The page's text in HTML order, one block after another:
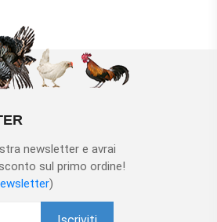
newsletter e avrai
sul primo ordine!
)